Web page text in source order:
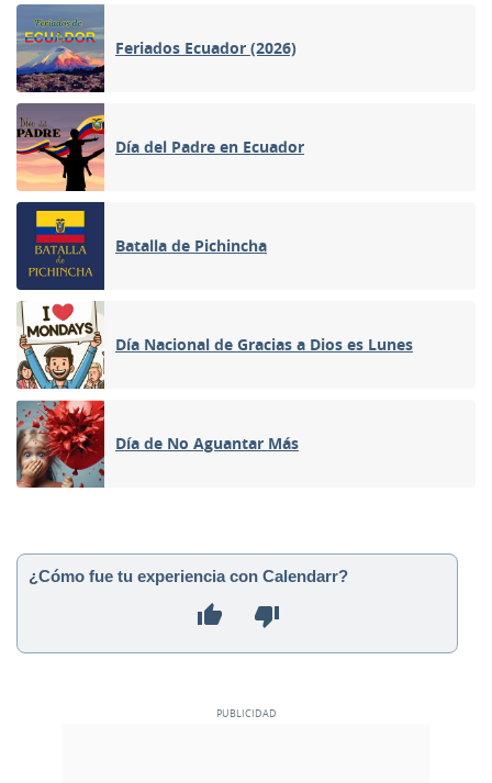
Feriados Ecuador (2026)
Día del Padre en Ecuador
Batalla de Pichincha
Día Nacional de Gracias a Dios es Lunes
Día de No Aguantar Más
¿Cómo fue tu experiencia con Calendarr?